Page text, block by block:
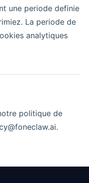
une periode definie
La periode de
analytiques
politique de